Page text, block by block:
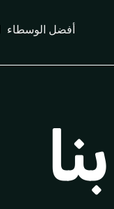
أفضل الوسطاء